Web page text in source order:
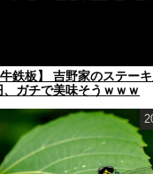
牛鉄板】 吉野家のステー
ガチで美味そうｗｗｗ